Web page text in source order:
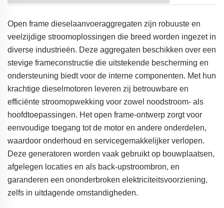
Open frame dieselaanvoeraggregaten zijn robuuste en
veelzijdige stroomoplossingen die breed worden ingezet in
diverse industrieën. Deze aggregaten beschikken over een
stevige frameconstructie die uitstekende bescherming en
ondersteuning biedt voor de interne componenten. Met hun
krachtige dieselmotoren leveren zij betrouwbare en
efficiënte stroomopwekking voor zowel noodstroom- als
hoofdtoepassingen. Het open frame-ontwerp zorgt voor
eenvoudige toegang tot de motor en andere onderdelen,
waardoor onderhoud en servicegemakkelijker verlopen.
Deze generatoren worden vaak gebruikt op bouwplaatsen,
afgelegen locaties en als back-upstroombron, en
garanderen een ononderbroken elektriciteitsvoorziening,
zelfs in uitdagende omstandigheden.